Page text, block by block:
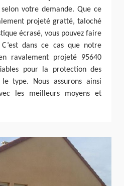
votre demande. Que ce
projeté gratté, taloché
écrasé, vous pouvez faire
dans ce cas que notre
ravalement projeté 95640
pour la protection des
type. Nous assurons ainsi
les meilleurs moyens et